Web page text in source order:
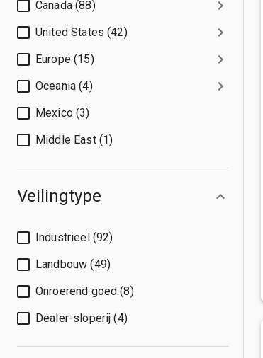
Canada (88)
United States (42)
Europe (15)
Oceania (4)
Mexico (3)
Middle East (1)
Veilingtype
Industrieel (92)
Landbouw (49)
Onroerend goed (8)
Dealer-sloperij (4)